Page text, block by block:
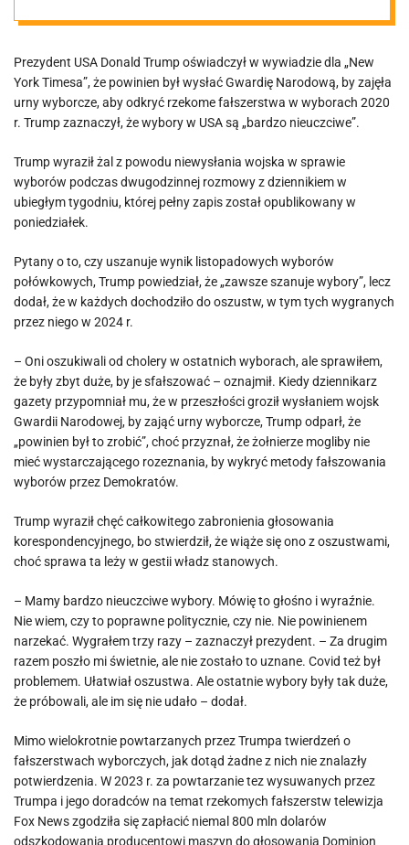
zajęcia urn
wyborczych w
2020 roku
Prezydent USA Donald Trump oświadczył w wywiadzie dla „New
York Timesa”, że powinien był wysłać Gwardię Narodową, by zajęła
urny wyborcze, aby odkryć rzekome fałszerstwa w wyborach 2020
r. Trump zaznaczył, że wybory w USA są „bardzo nieuczciwe”.
Trump wyraził żal z powodu niewysłania wojska w sprawie
wyborów podczas dwugodzinnej rozmowy z dziennikiem w
ubiegłym tygodniu, której pełny zapis został opublikowany w
poniedziałek.
Pytany o to, czy uszanuje wynik listopadowych wyborów
połówkowych, Trump powiedział, że „zawsze szanuje wybory”, lecz
dodał, że w każdych dochodziło do oszustw, w tym tych wygranych
przez niego w 2024 r.
– Oni oszukiwali od cholery w ostatnich wyborach, ale sprawiłem,
że były zbyt duże, by je sfałszować – oznajmił. Kiedy dziennikarz
gazety przypomniał mu, że w przeszłości groził wysłaniem wojsk
Gwardii Narodowej, by zająć urny wyborcze, Trump odparł, że
„powinien był to zrobić”, choć przyznał, że żołnierze mogliby nie
mieć wystarczającego rozeznania, by wykryć metody fałszowania
wyborów przez Demokratów.
Trump wyraził chęć całkowitego zabronienia głosowania
korespondencyjnego, bo stwierdził, że wiąże się ono z oszustwami,
choć sprawa ta leży w gestii władz stanowych.
– Mamy bardzo nieuczciwe wybory. Mówię to głośno i wyraźnie.
Nie wiem, czy to poprawne politycznie, czy nie. Nie powinienem
narzekać. Wygrałem trzy razy – zaznaczył prezydent. – Za drugim
razem poszło mi świetnie, ale nie zostało to uznane. Covid też był
problemem. Ułatwiał oszustwa. Ale ostatnie wybory były tak duże,
że próbowali, ale im się nie udało – dodał.
Mimo wielokrotnie powtarzanych przez Trumpa twierdzeń o
fałszerstwach wyborczych, jak dotąd żadne z nich nie znalazły
potwierdzenia. W 2023 r. za powtarzanie tez wysuwanych przez
Trumpa i jego doradców na temat rzekomych fałszerstw telewizja
Fox News zgodziła się zapłacić niemal 800 mln dolarów
odszkodowania producentowi maszyn do głosowania Dominion